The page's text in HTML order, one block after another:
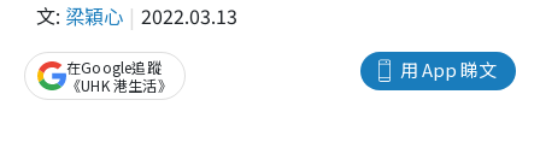
文: 梁穎心 2022.03.13
用 App 睇文
在Google追蹤
《UHK 港生活》